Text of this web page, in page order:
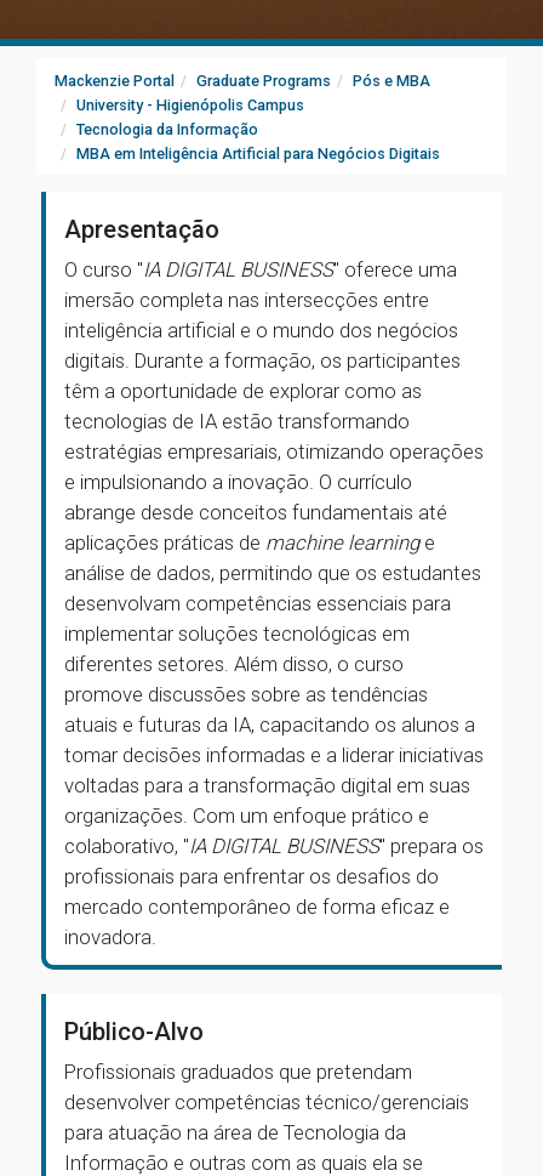
Mackenzie Portal Graduate Programs
Pós e MBA
University - Higienópolis Campus
Tecnologia da Informação
MBA em Inteligência Artificial para Negócios Digitais
Apresentação
O curso "IA DIGITAL BUSINESS" oferece uma
imersão completa nas intersecções entre
inteligência artificial e o mundo dos negócios
digitais. Durante a formação, os participantes
têm a oportunidade de explorar como as
tecnologias de IA estão transformando
estratégias empresariais, otimizando operações
e impulsionando a inovação. O currículo
abrange desde conceitos fundamentais até
aplicações práticas de machine learninge
análise de dados, permitindo que os estudantes
desenvolvam competências essenciais para
implementar soluções tecnológicas em
diferentes setores. Além disso, o curso
promove discussões sobre as tendências
atuais e futuras da IA, capacitando os alunos a
tomar decisões informadas e a liderar iniciativas
voltadas para a transformação digital em suas
organizações. Com um enfoque prático e
colaborativo, "IA DIGITAL BUSINESS" prepara os
profissionais para enfrentar os desafios do
mercado contemporâneo de forma eficaz e
inovadora.
Público-Alvo
Profissionais graduados que pretendam
desenvolver competências técnico/gerenciais
para atuação na área de Tecnologia da
Informação e outras com as quais ela se